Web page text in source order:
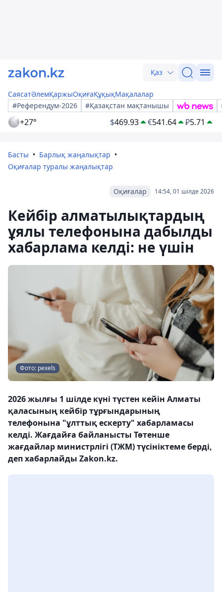
Қаз
СаясатӘлемҚаржыОқиғаҚұқықМақалалар
#Референдум-2026
#Қазақстан мақтанышы
+27° $469.93 €541.64 ₽5.71
Басты
Барлық жаңалықтар
Оқиғалар туралы жаңалықтар
14:54, 01 шілде 2026
Оқиғалар
Кейбір алматылықтардың
ұялы телефонына дабылды
хабарлама келді: не үшін
Фото: pexels
2026 жылғы 1 шілде күні түстен кейін Алматы
қаласының кейбір тұрғындарының
телефонына "ұлттық ескерту" хабарламасы
келді. Жағдайға байланысты Төтенше
жағдайлар министрлігі (ТЖМ) түсініктеме берді,
деп хабарлайды Zakon.kz.